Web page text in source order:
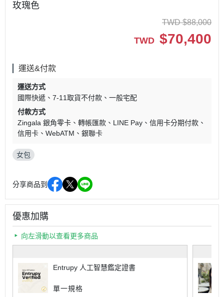
玫瑰色
TWD $88,000
TWD $70,400
運送&付款
運送方式
國際快遞
7-11取貨不付款
一般宅配
付款方式
Zingala 銀角零卡
轉帳匯款 LINE Pay
信用卡分期付款
信用卡
WebATM 銀聯卡
女包
分享商品到
優惠加購
向左滑動以查看更多商品
Entrupy 人工智慧鑑定證書
單一規格